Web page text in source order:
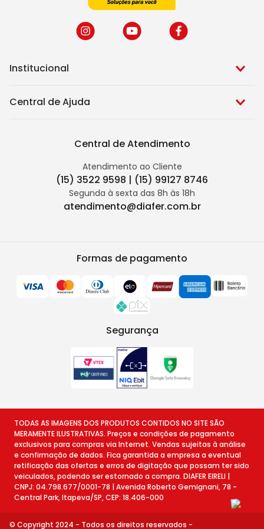
Institucional
Central de Ajuda
Central de Atendimento
Atendimento ao Cliente
(15) 3522 9598 | (15) 99127 8746
Segunda à sexta das 8h às 18h
atendimento@diafer.com.br
Formas de pagamento
Segurança
TODAS AS IMAGENS DOS PRODUTOS CONTIDOS NO SITE SÃO
MERAMENTE ILUSTRATIVAS. Preços e condições de pagamento
exclusivos para compras via Internet. Vendas sujeitas à análise
e confirmação de dados. Fica garantida a empresa a eventual
retificação das ofertas e erros de digitação que possam ter sido
veiculados, podendo ser estornado a compra. DIAFER EIRELI |
CNPJ: 04.798.677/0001-78 | Avenida Roberto Gemignani, 78 -
Central Park, Itapeva/SP, CEP: 18.406-000
© Copyright 2024 - Todos os direitos reservados -